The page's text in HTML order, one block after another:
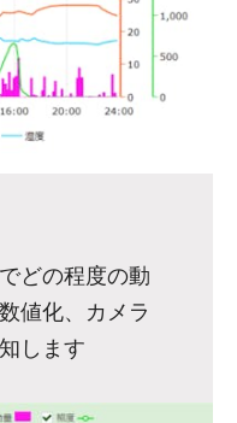
どの程度の動
値化、カメラ
します